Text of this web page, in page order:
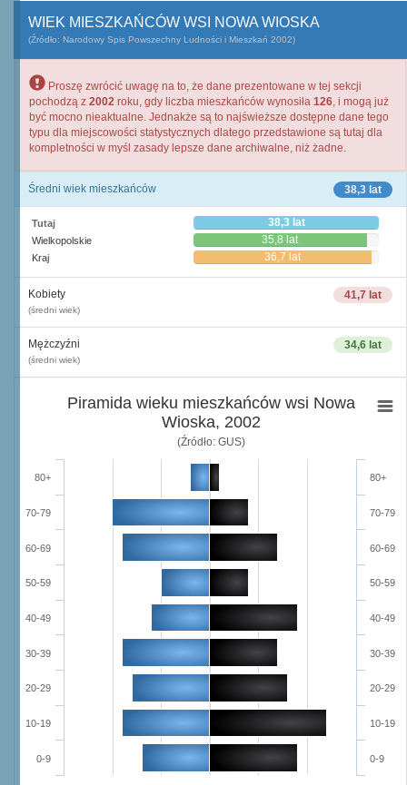
WIEK MIESZKAŃCÓW WSI NOWA WIOSKA
(Źródło: Narodowy Spis Powszechny Ludności i Mieszkań 2002)
Proszę zwrócić uwagę na to, że dane prezentowane w tej sekcji
pochodzą z 2002 roku, gdy liczba mieszkańców wynosiła 126, i mogą już
być mocno nieaktualne. Jednakże są to najświeższe dostępne dane tego
typu dla miejscowości statystycznych dlatego przedstawione są tutaj dla
kompletności w myśl zasady lepsze dane archiwalne, niż żadne.
38,3 lat
Średni wiek mieszkańców
Tutaj 38,3 lat
Wielkopolskie 35,8 lat
Kraj 36,7 lat
41,7 lat
Kobiety
(średni wiek)
34,6 lat
Mężczyźni
(średni wiek)
Piramida wieku mieszkańców wsi Nowa
Wioska, 2002
(Źródło: GUS)
0-9
10-19
20-29
30-39
40-49
50-59
60-69
70-79
80+
0-9
10-19
20-29
30-39
40-49
50-59
60-69
70-79
80+